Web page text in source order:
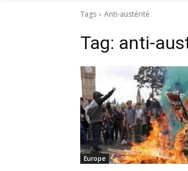
Tags Anti-austérité
Tag: anti-
Europe